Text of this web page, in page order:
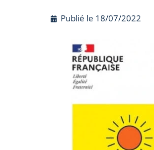
Publié le 18/07/2022